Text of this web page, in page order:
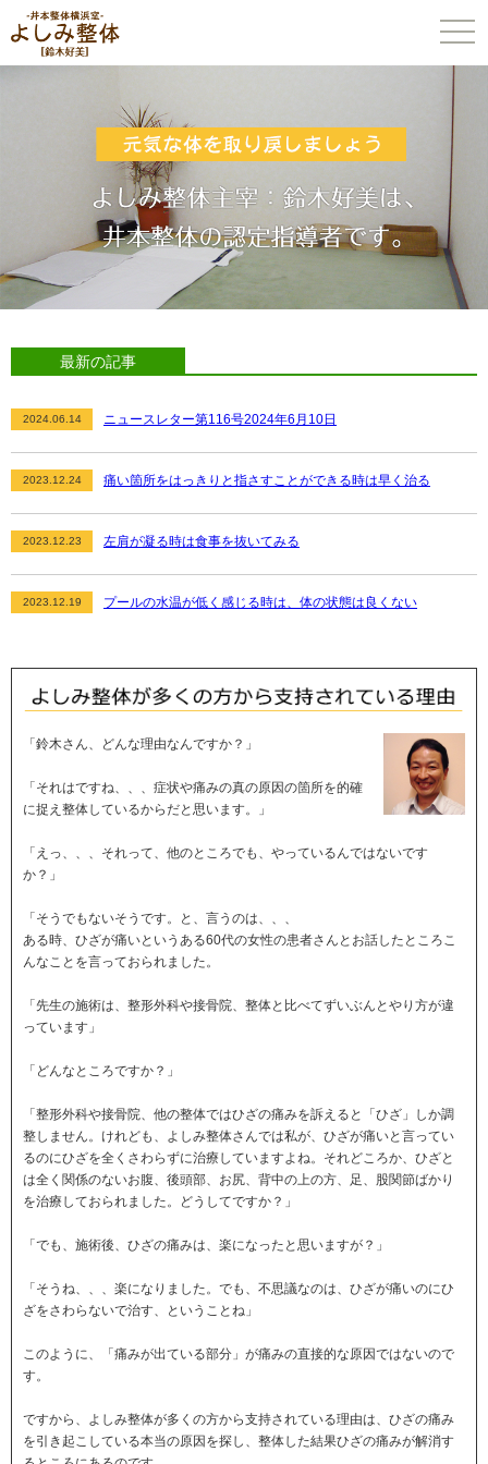
最新の記事
2024.06.14 ニュースレター第116号2024年6月10日
2023.12.24 痛い箇所をはっきりと指さすことができる時は早く治る
2023.12.23 左肩が凝る時は食事を抜いてみる
2023.12.19 プールの水温が低く感じる時は、体の状態は良くない
「鈴木さん、どんな理由なんですか？」
「それはですね、、、症状や痛みの真の原因の箇所を的確
に捉え整体しているからだと思います。」
「えっ、、、それって、他のところでも、やっているんではないです
か？」
「そうでもないそうです。と、言うのは、、、
ある時、ひざが痛いというある60代の女性の患者さんとお話したところこ
んなことを言っておられました。
「先生の施術は、整形外科や接骨院、整体と比べてずいぶんとやり方が違
っています」
「どんなところですか？」
「整形外科や接骨院、他の整体ではひざの痛みを訴えると「ひざ」しか調
整しません。けれども、よしみ整体さんでは私が、ひざが痛いと言ってい
るのにひざを全くさわらずに治療していますよね。それどころか、ひざと
は全く関係のないお腹、後頭部、お尻、背中の上の方、足、股関節ばかり
を治療しておられました。どうしてですか？」
「でも、施術後、ひざの痛みは、楽になったと思いますが？」
「そうね、、、楽になりました。でも、不思議なのは、ひざが痛いのにひ
ざをさわらないで治す、ということね」
このように、「痛みが出ている部分」が痛みの直接的な原因ではないので
す。
ですから、よしみ整体が多くの方から支持されている理由は、ひざの痛み
を引き起こしている本当の原因を探し、整体した結果ひざの痛みが解消す